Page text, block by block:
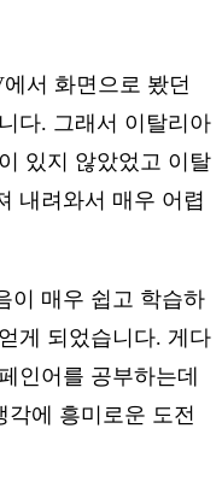
서 화면으로 봤던
다. 그래서 이탈리아
있지 않았었고 이탈
내려와서 매우 어렵
이 매우 쉽고 학습하
게 되었습니다. 게다
인어를 공부하는데
각에 흥미로운 도전